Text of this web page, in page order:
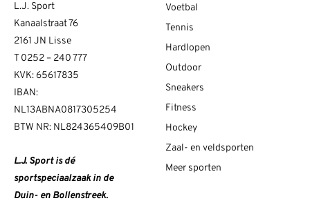
L.J. Sport
Kanaalstraat 76
2161 JN Lisse
T 0252 – 240 777
KVK: 65617835
IBAN:
NL13ABNA0817305254
BTW NR: NL824365409B01
L.J. Sport is dé
sportspeciaalzaak in de
Duin- en Bollenstreek.
Voetbal
Tennis
Hardlopen
Outdoor
Sneakers
Fitness
Hockey
Zaal- en veldsporten
Meer sporten